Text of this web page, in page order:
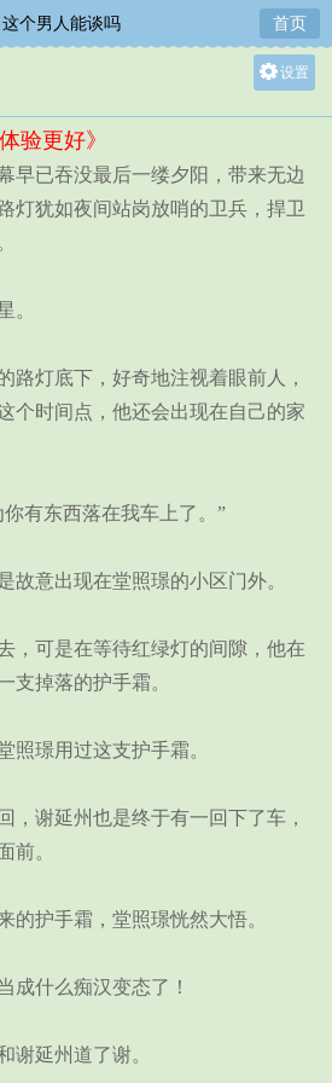
这个男人能谈吗 首页
设置
中
小
验更好》
已吞没最后一缕夕阳，带来无边
灯犹如夜间站岗放哨的卫兵，捍卫
。
灯底下，好奇地注视着眼前人，
个时间点，他还会出现在自己的家
有东西落在我车上了。”
意出现在堂照璟的小区门外。
可是在等待红绿灯的间隙，他在
支掉落的护手霜。
璟用过这支护手霜。
谢延州也是终于有一回下了车，
前。
护手霜，堂照璟恍然大悟。
什么痴汉变态了！
延州道了谢。